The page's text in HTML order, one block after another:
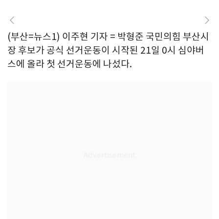
(부산=뉴스1) 이주현 기자 = 박형준 국민의힘 부산시
장 후보가 공식 선거운동이 시작된 21일 0시 심야버
스에 올라 첫 선거운동에 나섰다.